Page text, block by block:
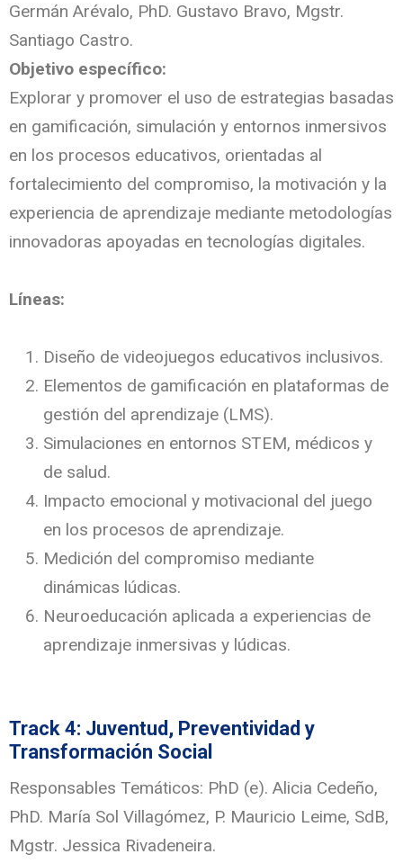
Germán Arévalo, PhD. Gustavo Bravo, Mgstr.
Santiago Castro.
Objetivo específico:
Explorar y promover el uso de estrategias basadas
en gamificación, simulación y entornos inmersivos
en los procesos educativos, orientadas al
fortalecimiento del compromiso, la motivación y la
experiencia de aprendizaje mediante metodologías
innovadoras apoyadas en tecnologías digitales.
Líneas:
Diseño de videojuegos educativos inclusivos.
Elementos de gamificación en plataformas de
gestión del aprendizaje (LMS).
Simulaciones en entornos STEM, médicos y
de salud.
Impacto emocional y motivacional del juego
en los procesos de aprendizaje.
Medición del compromiso mediante
dinámicas lúdicas.
Neuroeducación aplicada a experiencias de
aprendizaje inmersivas y lúdicas.
Track 4: Juventud, Preventividad y
Transformación Social
Responsables Temáticos: PhD (e). Alicia Cedeño,
PhD. María Sol Villagómez, P. Mauricio Leime, SdB,
Mgstr. Jessica Rivadeneira.